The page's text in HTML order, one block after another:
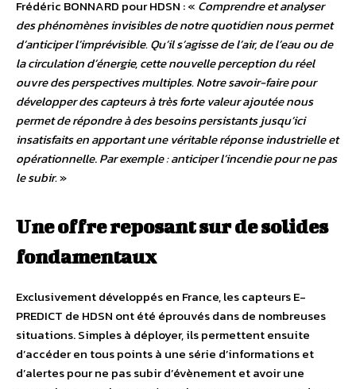
Frédéric BONNARD pour HDSN : « Comprendre et analyser
des phénomènes invisibles de notre quotidien nous permet
d’anticiper l’imprévisible. Qu’il s’agisse de l’air, de l’eau ou de
la circulation d’énergie, cette nouvelle perception du réel
ouvre des perspectives multiples. Notre savoir-faire pour
développer des capteurs à très forte valeur ajoutée nous
permet de répondre à des besoins persistants jusqu’ici
insatisfaits en apportant une véritable réponse industrielle et
opérationnelle.Par exemple : anticiper l’incendie pour ne pas
le subir.»
Une offre reposant sur de solides
fondamentaux
Exclusivement développés en France, les capteurs E-
PREDICT de HDSN ont été éprouvés dans de nombreuses
situations. Simples à déployer, ils permettent ensuite
d’accéder en tous points à une série d’informations et
d’alertes pour ne pas subir d’évènement et avoir une